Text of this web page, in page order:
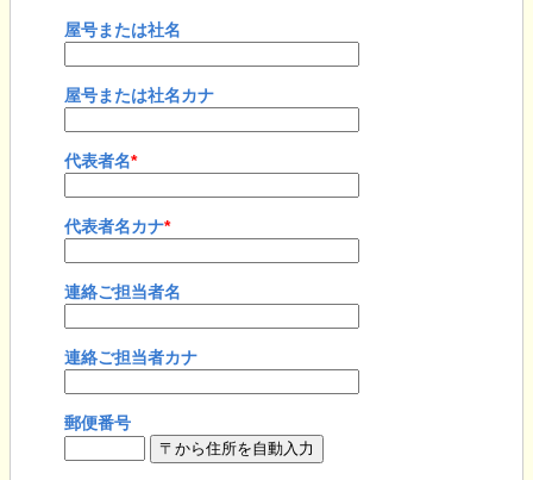
屋号または社名
屋号または社名カナ
代表者名*
代表者名カナ*
連絡ご担当者名
連絡ご担当者カナ
郵便番号